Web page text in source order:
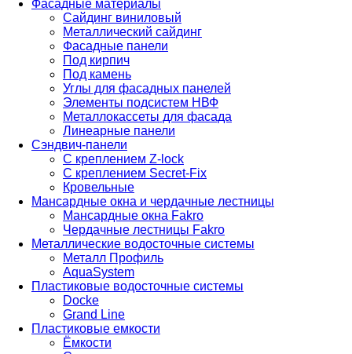
Фасадные материалы
Сайдинг виниловый
Металлический сайдинг
Фасадные панели
Под кирпич
Под камень
Углы для фасадных панелей
Элементы подсистем НВФ
Металлокассеты для фасада
Линеарные панели
Сэндвич-панели
С креплением Z-lock
С креплением Secret-Fix
Кровельные
Мансардные окна и чердачные лестницы
Мансардные окна Fakro
Чердачные лестницы Fakro
Металлические водосточные системы
Металл Профиль
AquaSystem
Пластиковые водосточные системы
Docke
Grand Line
Пластиковые емкости
Ёмкости